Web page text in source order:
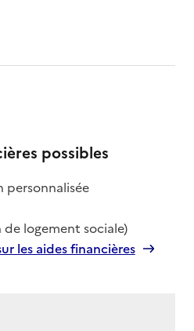
possibles
logement sociale)
les aides financières